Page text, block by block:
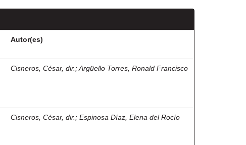
Autor(es)
Cisneros, César, dir. ;Argüello Torres, Ronald Francisco
Cisneros, César, dir. ; Espinosa Díaz, Elena del Rocío